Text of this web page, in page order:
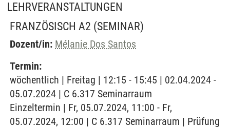
LEHRVERANSTALTUNGEN
FRANZÖSISCH A2 (SEMINAR)
Dozent/in: Mélanie Dos Santos
Termin:
wöchentlich | Freitag | 12:15 - 15:45 | 02.04.2024 -
05.07.2024 | C 6.317 Seminarraum
Einzeltermin | Fr, 05.07.2024, 11:00 - Fr,
05.07.2024, 12:00 | C 6.317 Seminarraum | Prüfung